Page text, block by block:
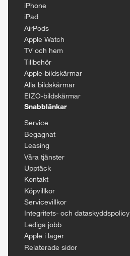
iPhone
iPad
AirPods
Apple Watch
TV och hem
Tillbehör
Apple-bildskärmar
Alla bildskärmar
EIZO-bildskärmar
Snabblänkar
Service
Begagnat
Leasing
Våra tjänster
Upptäck
Kontakt
Köpvillkor
Servicevillkor
Integritets- och dataskyddspolicy
Lediga jobb
Apple i lager
Relaterade sidor